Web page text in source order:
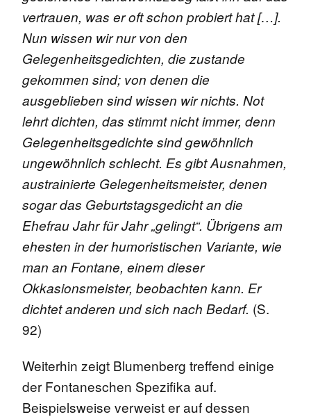
vertrauen, was er oft schon probiert hat […].
Nun wissen wir nur von den
Gelegenheitsgedichten, die zustande
gekommen sind; von denen die
ausgeblieben sind wissen wir nichts. Not
lehrt dichten, das stimmt nicht immer, denn
Gelegenheitsgedichte sind gewöhnlich
ungewöhnlich schlecht. Es gibt Ausnahmen,
austrainierte Gelegenheitsmeister, denen
sogar das Geburtstagsgedicht an die
Ehefrau Jahr für Jahr „gelingt“. Übrigens am
ehesten in der humoristischen Variante, wie
man an Fontane, einem dieser
Okkasionsmeister, beobachten kann. Er
dichtet anderen und sich nach Bedarf. (S.
92)
Weiterhin zeigt Blumenberg treffend einige
der Fontaneschen Spezifika auf.
Beispielsweise verweist er auf dessen